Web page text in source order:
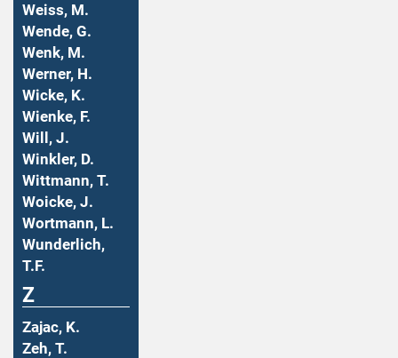
Weiss, M.
Wende, G.
Wenk, M.
Werner, H.
Wicke, K.
Wienke, F.
Will, J.
Winkler, D.
Wittmann, T.
Woicke, J.
Wortmann, L.
Wunderlich,
T.F.
Z
Zajac, K.
Zeh, T.